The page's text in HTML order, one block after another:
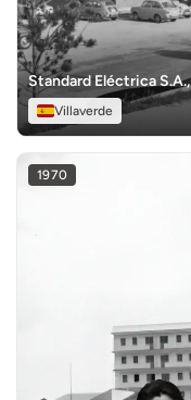
Standard Eléctrica S.A.,
Villaverde
1970